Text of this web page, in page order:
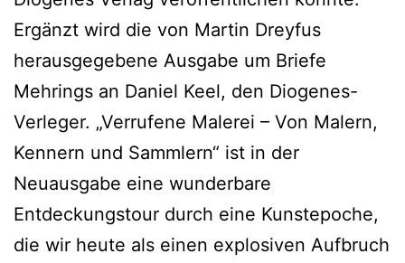
Ergänzt wird die von Martin Dreyfus
herausgegebene Ausgabe um Briefe
Mehrings an Daniel Keel, den Diogenes-
Verleger. „Verrufene Malerei – Von Malern,
Kennern und Sammlern“ ist in der
Neuausgabe eine wunderbare
Entdeckungstour durch eine Kunstepoche,
die wir heute als einen explosiven Aufbruch